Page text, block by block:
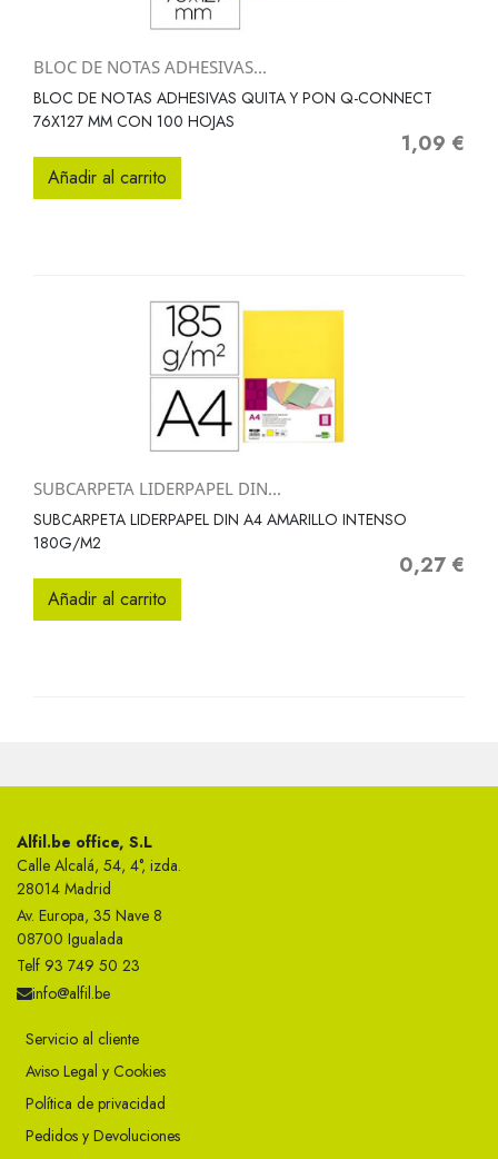
BLOC DE NOTAS ADHESIVAS...
BLOC DE NOTAS ADHESIVAS QUITA Y PON Q-CONNECT
76X127 MM CON 100 HOJAS
Precio
1,09 €
Añadir al carrito
SUBCARPETA LIDERPAPEL DIN...
SUBCARPETA LIDERPAPEL DIN A4 AMARILLO INTENSO
180G/M2
Precio
0,27 €
Añadir al carrito
Alfil.be office, S.L
Calle Alcalá, 54, 4°, izda.
28014 Madrid
Av. Europa, 35 Nave 8
08700 Igualada
Telf 93 749 50 23
info@alfil.be
Servicio al cliente
Aviso Legal y Cookies
Política de privacidad
Pedidos y Devoluciones